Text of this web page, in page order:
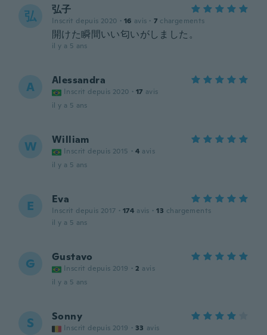
弘 弘子
Inscrit depuis 2020 · 16 avis · 7 chargements
開けた瞬間いい匂いがしました。
il y a 5 ans
A Alessandra
Inscrit depuis 2020 · 17 avis
il y a 5 ans
W William
Inscrit depuis 2015 · 4 avis
il y a 5 ans
E Eva
Inscrit depuis 2017 · 174 avis · 13 chargements
il y a 5 ans
G Gustavo
Inscrit depuis 2019 · 2 avis
il y a 5 ans
S Sonny
Inscrit depuis 2019 · 33 avis